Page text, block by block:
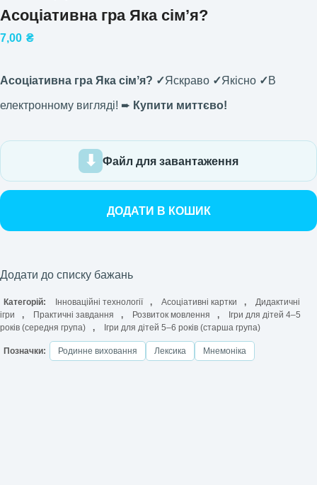
Асоціативна гра Яка сімʼя?
7,00 ₴
Асоціативна гра Яка сімʼя? ✓Яскраво ✓Якісно ✓В
електронному вигляді! ➨ Купити миттєво!
Файл для завантаження
ДОДАТИ В КОШИК
Додати до списку бажань
Категорій: Інноваційні технології , Асоціативні картки ,
Дидактичні
ігри
, Практичні завдання , Розвиток мовлення ,
Ігри для дітей 4–5
років (середня група)
, Ігри для дітей 5–6 років (старша група)
Позначки: Родинне виховання Лексика Мнемоніка